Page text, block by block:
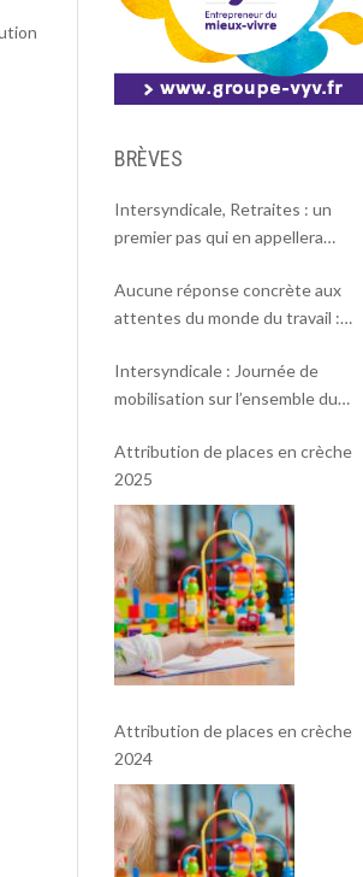
BRÈVES
Intersyndicale, Retraites : un
premier pas qui en appellera
Aucune réponse concrète aux
attentes du monde du travail :
mobilisation massive le 2 octobre !
Intersyndicale : Journée de
mobilisation sur l’ensemble du
Attribution de places en crèche
2025
Attribution de places en crèche
2024